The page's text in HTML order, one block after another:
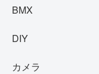
BMX
DIY
カメラ